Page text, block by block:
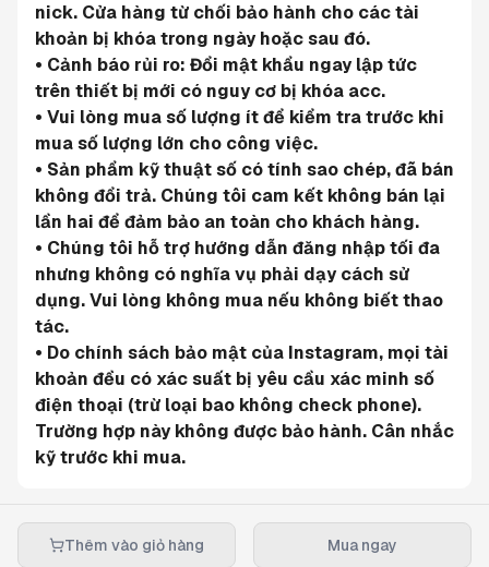
Thêm vào giỏ hàng Mua ngay
nick. Cửa hàng từ chối bảo hành cho các tài
khoản bị khóa trong ngày hoặc sau đó.
• Cảnh báo rủi ro: Đổi mật khẩu ngay lập tức
trên thiết bị mới có nguy cơ bị khóa acc.
• Vui lòng mua số lượng ít để kiểm tra trước khi
mua số lượng lớn cho công việc.
• Sản phẩm kỹ thuật số có tính sao chép, đã bán
không đổi trả. Chúng tôi cam kết không bán lại
lần hai để đảm bảo an toàn cho khách hàng.
• Chúng tôi hỗ trợ hướng dẫn đăng nhập tối đa
nhưng không có nghĩa vụ phải dạy cách sử
dụng. Vui lòng không mua nếu không biết thao
tác.
• Do chính sách bảo mật của Instagram, mọi tài
khoản đều có xác suất bị yêu cầu xác minh số
điện thoại (trừ loại bao không check phone).
Trường hợp này không được bảo hành. Cân nhắc
kỹ trước khi mua.